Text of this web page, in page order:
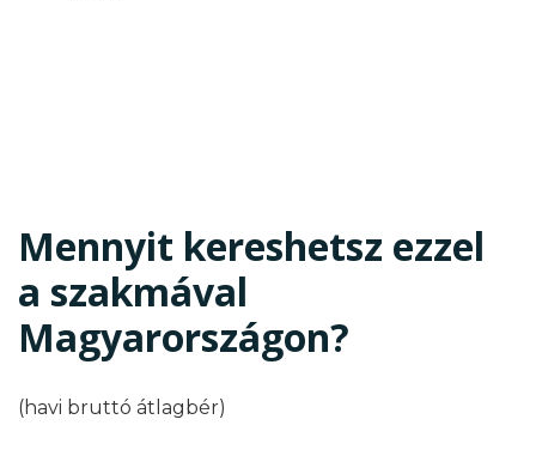
Mennyit kereshetsz ezzel
a szakmával
Magyarországon?
(havi bruttó átlagbér)